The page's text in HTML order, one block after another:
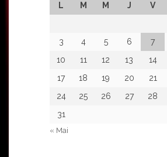
L M M J V
3
4 5 6 7
10
11 12 13 14
17
18 19 20 21
24
25 26 27 28
31
« Mai